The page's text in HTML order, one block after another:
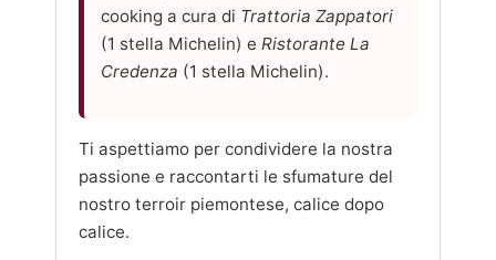
cooking a cura di Trattoria Zappatori
(1 stella Michelin) e Ristorante La
Credenza (1 stella Michelin).
Ti aspettiamo per condividere la nostra
passione e raccontarti le sfumature del
nostro terroir piemontese, calice dopo
calice.